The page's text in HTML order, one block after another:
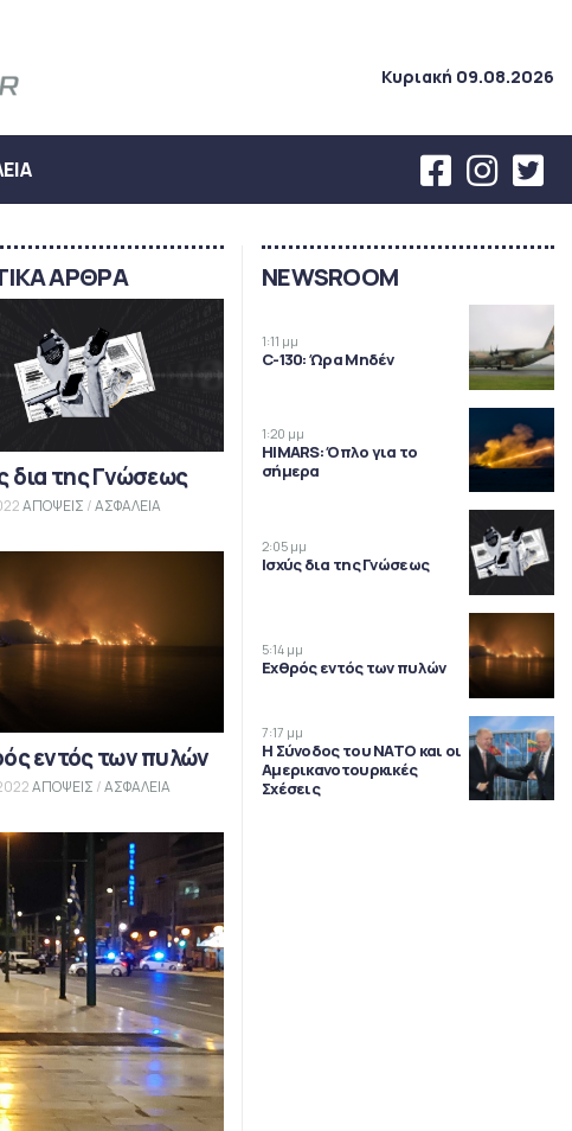
Κυριακή 09.08.2026
ΑΡΘΡΑ
δια της Γνώσεως
ΑΠΟΨΕΙΣ /ΑΣΦΑΛΕΙΑ
εντός των πυλών
ΑΠΟΨΕΙΣ /ΑΣΦΑΛΕΙΑ
NEWSROOM
1:11 μμ
C-130: Ώρα Μηδέν
1:20 μμ
HIMARS: Όπλο για το
σήμερα
2:05 μμ
Ισχύς δια της Γνώσεως
5:14 μμ
Εχθρός εντός των πυλών
7:17 μμ
Η Σύνοδος του ΝΑΤΟ και οι
Αμερικανοτουρκικές
Σχέσεις